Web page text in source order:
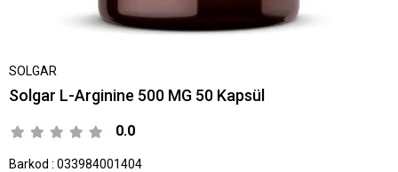
SOLGAR
Solgar L-Arginine 500 MG 50 Kapsül
0.0
Barkod : 033984001404